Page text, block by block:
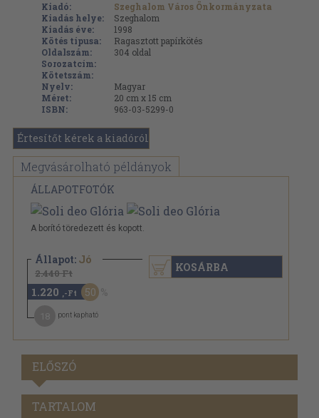
Kiadó:
Szeghalom Város Önkormányzata
Kiadás helye:
Szeghalom
Kiadás éve:
1998
Kötés típusa:
Ragasztott papírkötés
Oldalszám:
304 oldal
Sorozatcím:
Kötetszám:
Nyelv:
Magyar
Méret:
20 cm x 15 cm
ISBN:
963-03-5299-0
Értesítőt kérek a kiadóról
Megvásárolható példányok
ÁLLAPOTFOTÓK
A borító töredezett és kopott.
Állapot: Jó
2.440 Ft
1.220 ,-Ft 50
pont kapható
KOSÁRBA
ELŐSZÓ
TARTALOM